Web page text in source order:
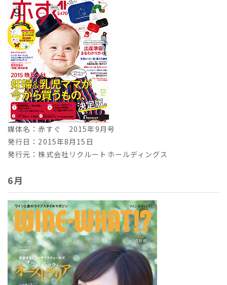
媒体名：赤すぐ 2015年9月号
発行日：2015年8月15日
発行元：株式会社リクルートホールディングス
6月